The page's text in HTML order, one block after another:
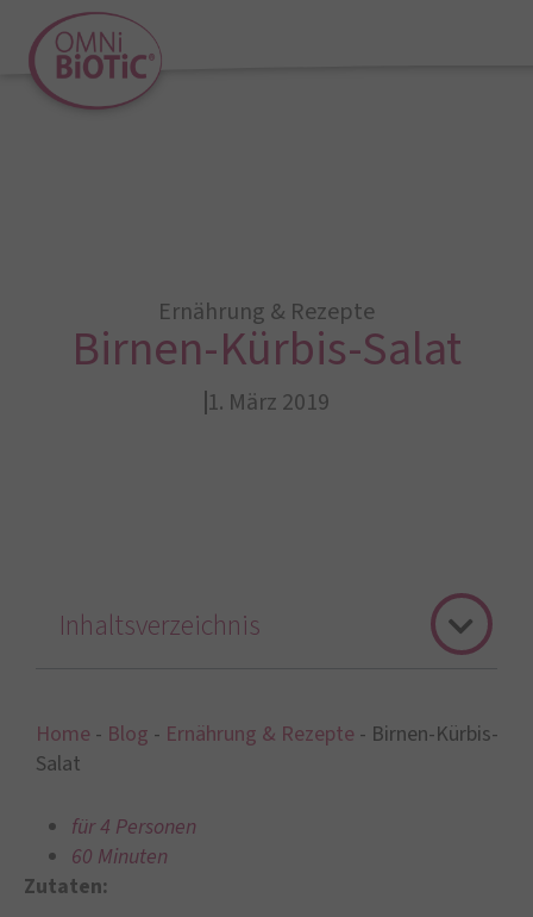
Ernährung & Rezepte
Birnen-Kürbis-Salat
1. März 2019
Home - Blog - Ernährung & Rezepte - Birnen-Kürbis-
Salat
für 4 Personen
60 Minuten
Zutaten:
Inhaltsverzeichnis